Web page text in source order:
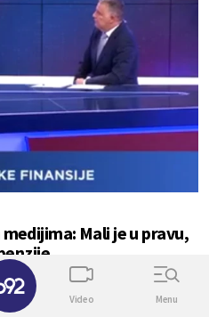
Mali je u pravu,
Video Menu